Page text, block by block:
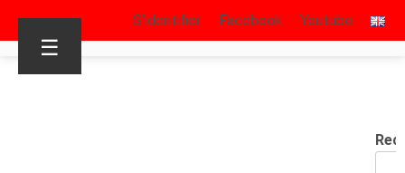
S’identifier Facebook Youtube
☰